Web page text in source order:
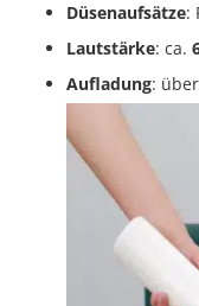
Düsenaufsätze:
Lautstärke: ca.
Aufladung: über